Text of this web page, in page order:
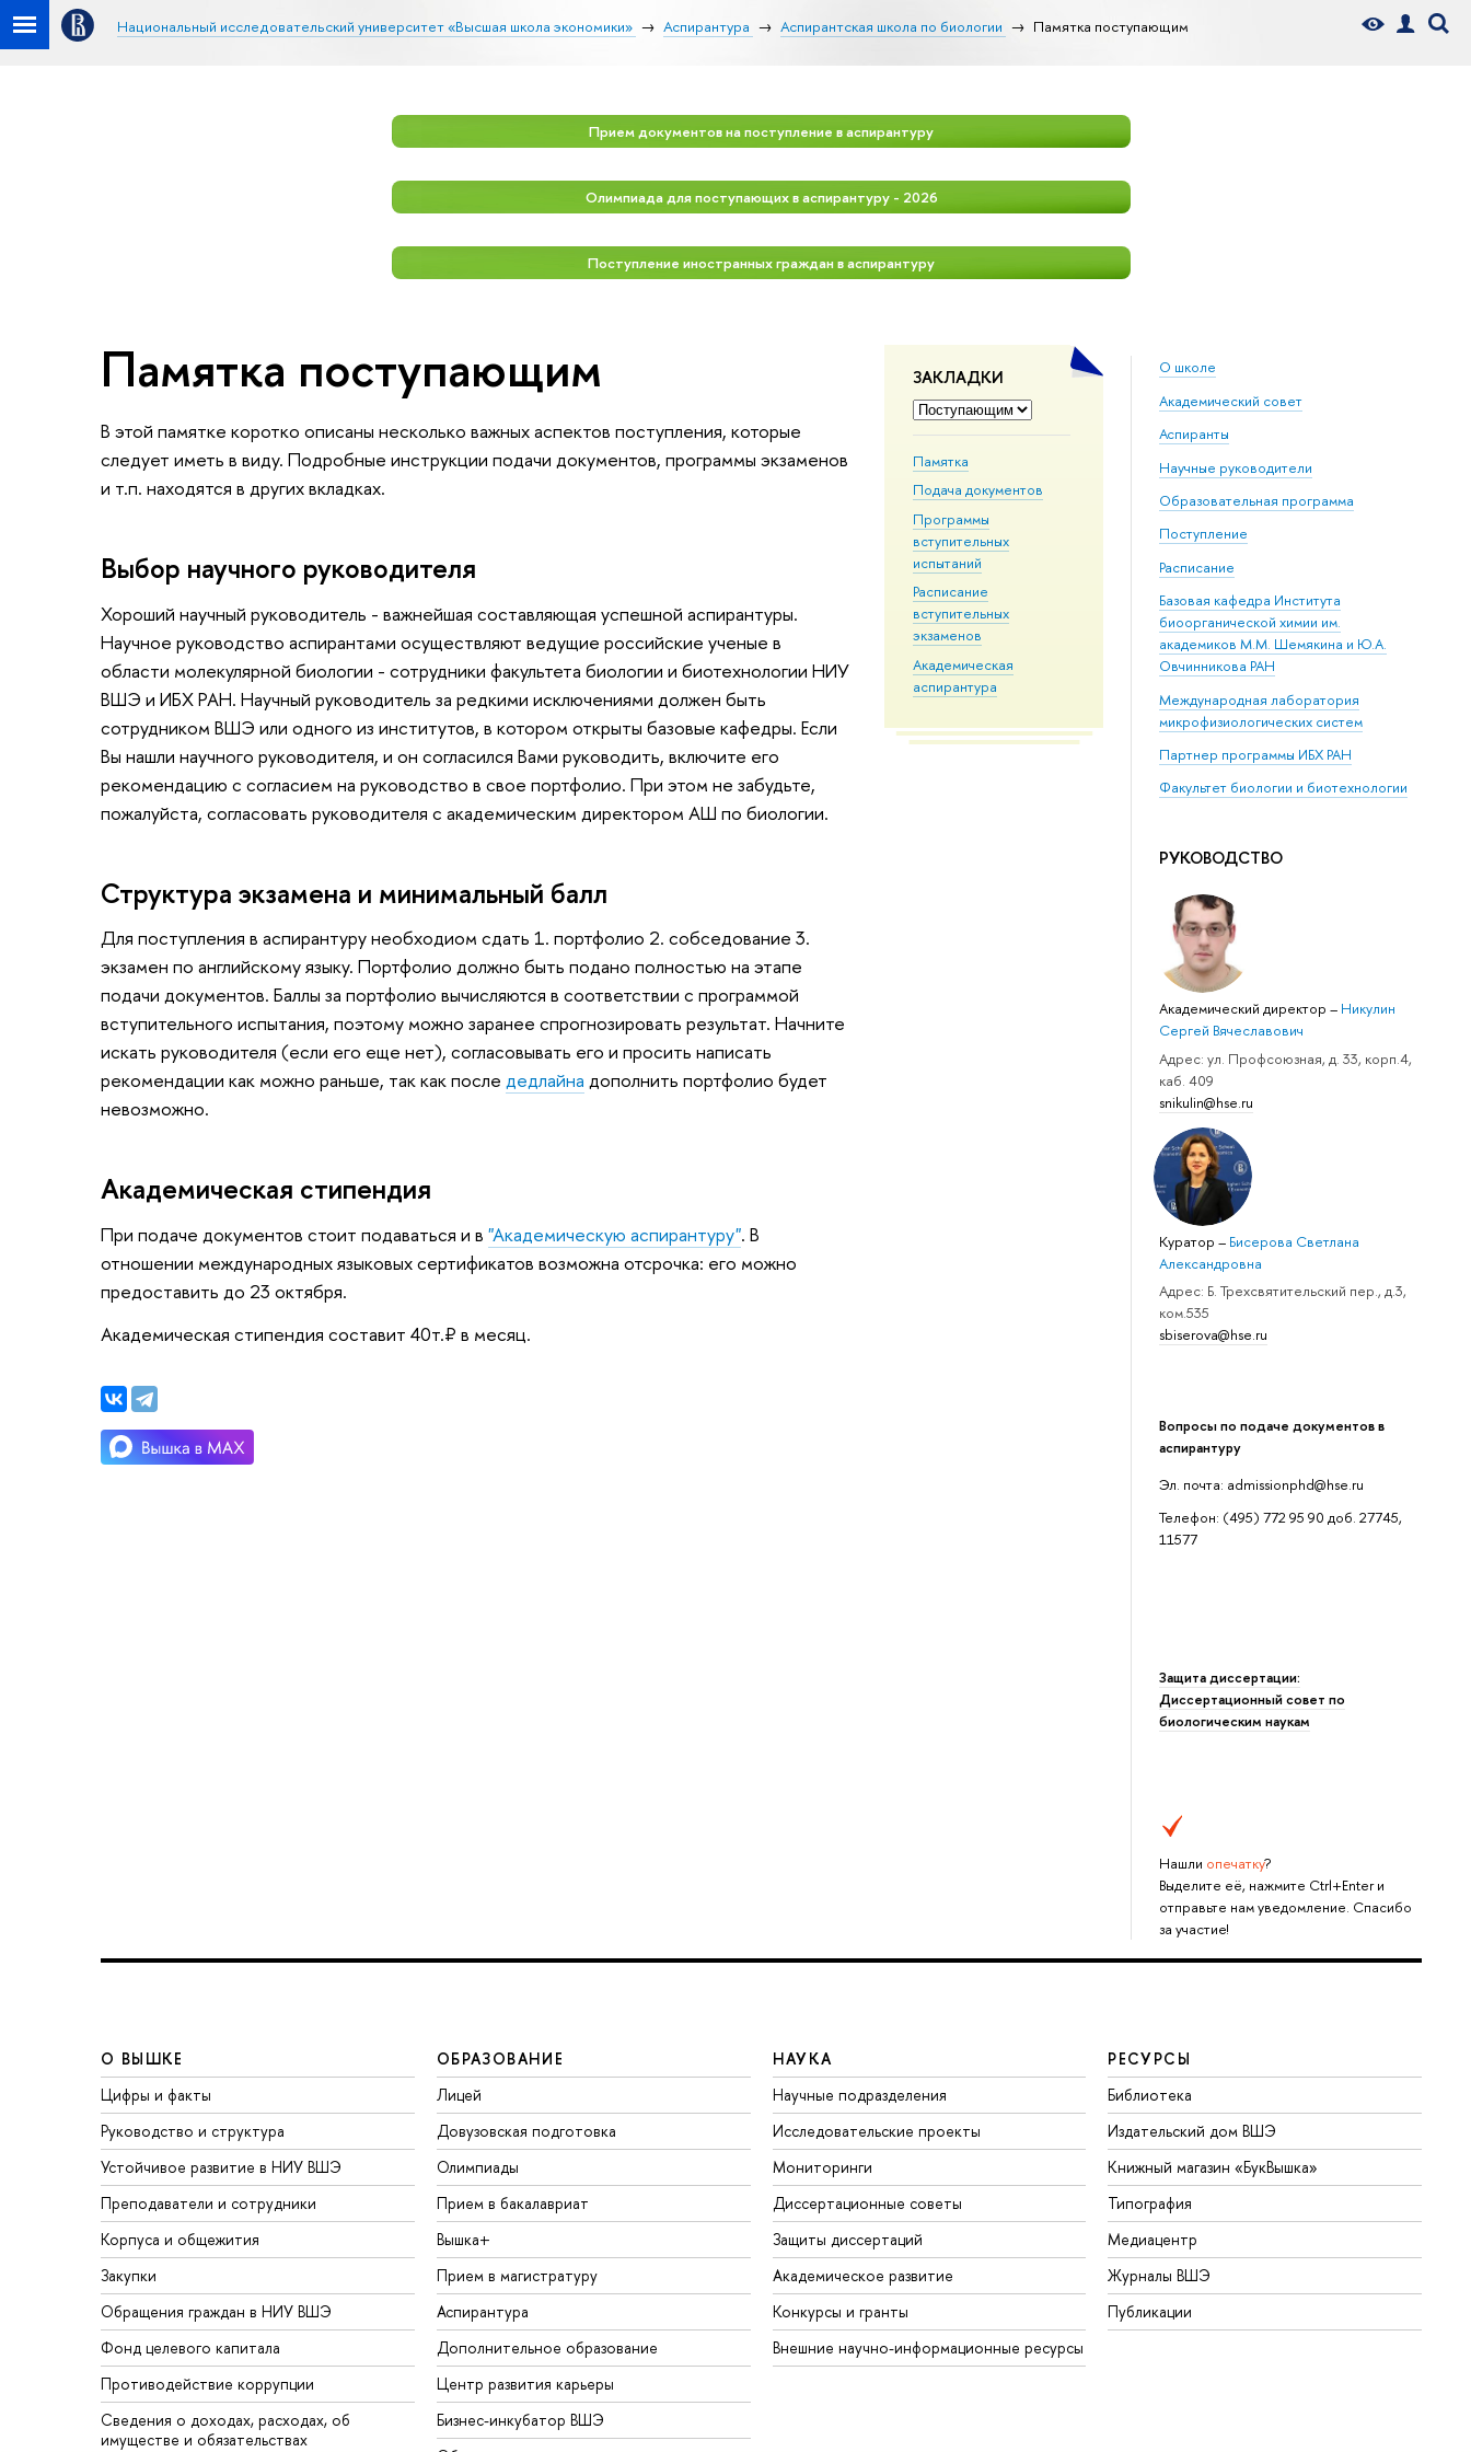
Национальный исследовательский университет «Высшая школа экономики» Аспирантура Аспирантская школа по биологии Памятка поступающим
Прием документов на поступление в аспирантуру
Олимпиада для поступающих в аспирантуру - 2026
Поступление иностранных граждан в аспирантуру
ЗАКЛАДКИ
Памятка
Подача документов
Программы
вступительных
испытаний
Расписание
вступительных
экзаменов
Академическая
аспирантура
О школе
Академический совет
Аспиранты
Научные руководители
Образовательная программа
Поступление
Расписание
Базовая кафедра Института
биоорганической химии им.
академиков М.М. Шемякина и Ю.А.
Овчинникова РАН
Международная лаборатория
микрофизиологических систем
Партнер программы ИБХ РАН
Факультет биологии и биотехнологии
РУКОВОДСТВО
Академический директор– Никулин
Сергей Вячеславович
Адрес: ул. Профсоюзная, д. 33, корп.4,
каб. 409
snikulin@hse.ru
Куратор– Бисерова Светлана
Александровна
Адрес: Б. Трехсвятительский пер., д.3,
ком.535
sbiserova@hse.ru
Вопросы по подаче документов в
аспирантуру
Эл. почта: admissionphd@hse.ru
Телефон: (495) 772 95 90 доб. 27745,
11577
Защита диссертации:
Диссертационный совет по
биологическим наукам
Нашли опечатку?
Выделите её, нажмите Ctrl+Enter и
отправьте нам уведомление. Спасибо
за участие!
Памятка поступающим
В этой памятке коротко описаны несколько важных аспектов поступления, которые
следует иметь в виду. Подробные инструкции подачи документов, программы экзаменов
и т.п. находятся в других вкладках.
Выбор научного руководителя
Хороший научный руководитель - важнейшая составляющая успешной аспирантуры.
Научное руководство аспирантами осуществляют ведущие российские ученые в
области молекулярной биологии - сотрудники факультета биологии и биотехнологии НИУ
ВШЭ и ИБХ РАН. Научный руководитель за редкими исключениями должен быть
сотрудником ВШЭ или одного из институтов, в котором открыты базовые кафедры. Если
Вы нашли научного руководителя, и он согласился Вами руководить, включите его
рекомендацию с согласием на руководство в свое портфолио. При этом не забудьте,
пожалуйста, согласовать руководителя с академическим директором АШ по биологии.
Структура экзамена и минимальный балл
Для поступления в аспирантуру необходиом сдать 1. портфолио 2. собседование 3.
экзамен по английскому языку. Портфолио должно быть подано полностью на этапе
подачи документов. Баллы за портфолио вычисляются в соответствии с программой
вступительного испытания, поэтому можно заранее спрогнозировать результат. Начните
искать руководителя (если его еще нет), согласовывать его и просить написать
рекомендации как можно раньше, так как после дедлайна дополнить портфолио будет
невозможно.
Академическая стипендия
При подаче документов стоит подаваться и в "Академическую аспирантуру". В
отношении международных языковых сертификатов возможна отсрочка: его можно
предоставить до 23 октября.
Академическая стипендия составит 40т.₽ в месяц.
О ВЫШКЕ
Цифры и факты
Руководство и структура
Устойчивое развитие в НИУ ВШЭ
Преподаватели и сотрудники
Корпуса и общежития
Закупки
Обращения граждан в НИУ ВШЭ
Фонд целевого капитала
Противодействие коррупции
Сведения о доходах, расходах, об
имуществе и обязательствах
ОБРАЗОВАНИЕ
Лицей
Довузовская подготовка
Олимпиады
Прием в бакалавриат
Вышка+
Прием в магистратуру
Аспирантура
Дополнительное образование
Центр развития карьеры
Бизнес-инкубатор ВШЭ
НАУКА
Научные подразделения
Исследовательские проекты
Мониторинги
Диссертационные советы
Защиты диссертаций
Академическое развитие
Конкурсы и гранты
Внешние научно-информационные ресурсы
РЕСУРСЫ
Библиотека
Издательский дом ВШЭ
Книжный магазин «БукВышка»
Типография
Медиацентр
Журналы ВШЭ
Публикации